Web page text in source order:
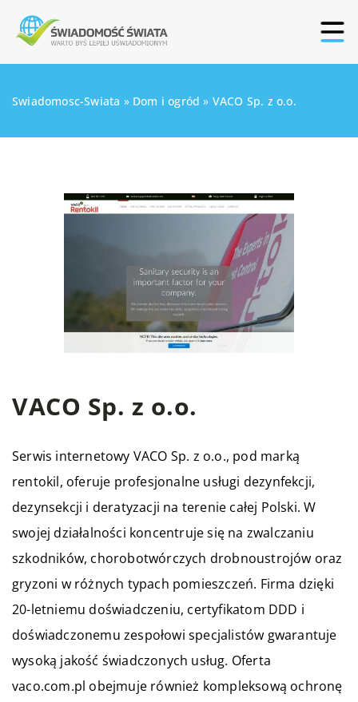
Swiadomosc-Swiata » Dom i ogród » VACO Sp. z o.o.
VACO Sp. z o.o.
Serwis internetowy VACO Sp. z o.o., pod marką
rentokil, oferuje profesjonalne usługi dezynfekcji,
dezynsekcji i deratyzacji na terenie całej Polski. W
swojej działalności koncentruje się na zwalczaniu
szkodników, chorobotwórczych drobnoustrojów oraz
gryzoni w różnych typach pomieszczeń. Firma dzięki
20-letniemu doświadczeniu, certyfikatom DDD i
doświadczonemu zespołowi specjalistów gwarantuje
wysoką jakość świadczonych usług. Oferta
vaco.com.pl obejmuje również kompleksową ochronę